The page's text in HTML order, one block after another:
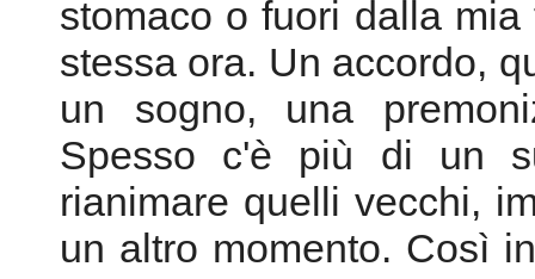
plastica. campanacci da
succedono
stesso ha così descritto
apparire nella mia
stomaco o fuori dalla
stessa ora. Un accordo,